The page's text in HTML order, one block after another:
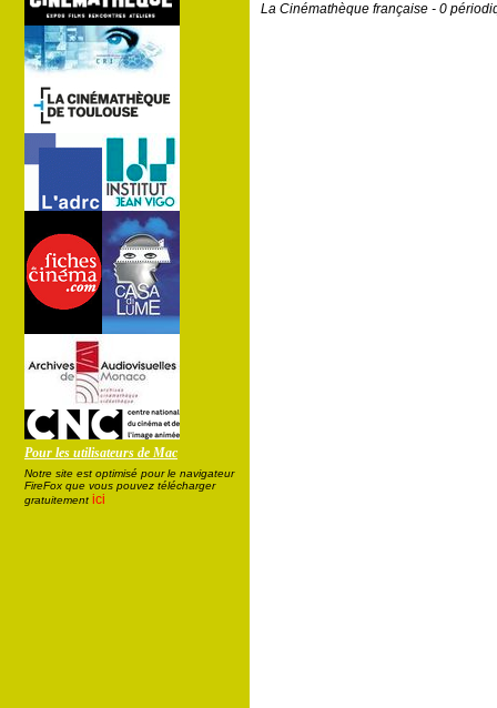
Pour les utilisateurs de Mac
Notre site est optimisé pour le navigateur
FireFox que vous pouvez télécharger
gratuitement ici
La Cinémathèque française - 0